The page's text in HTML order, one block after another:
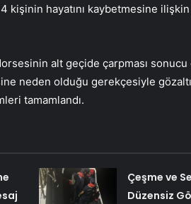
kişinin hayatını kaybetmesine ilişkin
alt geçide çarpması
neden olduğu gerekçesiyle
tamamlandı.
Çeşme ve
Düzensiz